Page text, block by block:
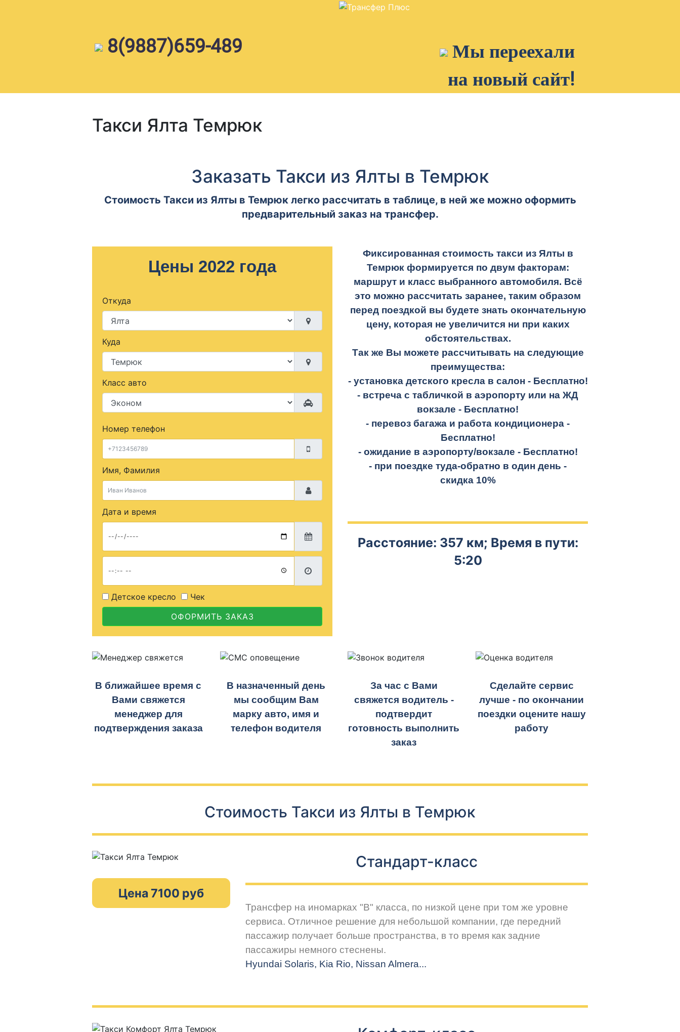
8(9887)659-489
Мы переехали
на новый сайт!
Такси Ялта Темрюк
Заказать Такси из Ялты в Темрюк
Стоимость Такси из Ялты в Темрюк легко рассчитать в таблице, в ней же можно оформить
предварительный заказ на трансфер.
Цены 2022 года
Откуда
Куда
Класс авто
Номер телефон
Имя, Фамилия
Дата и время
Детское кресло
Чек
ОФОРМИТЬ ЗАКАЗ
Фиксированная стоимость такси из Ялты в
Темрюк формируется по двум факторам:
маршрут и класс выбранного автомобиля. Всё
это можно рассчитать заранее, таким образом
перед поездкой вы будете знать окончательную
цену, которая не увеличится ни при каких
обстоятельствах.
Так же Вы можете рассчитывать на следующие
преимущества:
- установка детского кресла в салон - Бесплатно!
- встреча с табличкой в аэропорту или на ЖД
вокзале - Бесплатно!
- перевоз багажа и работа кондиционера -
Бесплатно!
- ожидание в аэропорту/вокзале - Бесплатно!
- при поездке туда-обратно в один день -
скидка 10%
Расстояние: 357 км; Время в пути:
5:20
В ближайшее время с
Вами свяжется
менеджер для
подтверждения заказа
В назначенный день
мы сообщим Вам
марку авто, имя и
телефон водителя
За час с Вами
свяжется водитель -
подтвердит
готовность выполнить
заказ
Сделайте сервис
лучше - по окончании
поездки оцените нашу
работу
Стоимость Такси из Ялты в Темрюк
Цена 7100 руб
Стандарт-класс
Трансфер на иномарках "В" класса, по низкой цене при том же уровне
сервиса. Отличное решение для небольшой компании, где передний
пассажир получает больше пространства, в то время как задние
пассажиры немного стеснены.
Hyundai Solaris, Kia Rio, Nissan Almera...